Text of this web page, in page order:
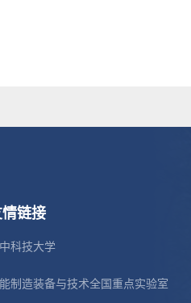
链接
科技大学
制造装备与技术全国重点实验室